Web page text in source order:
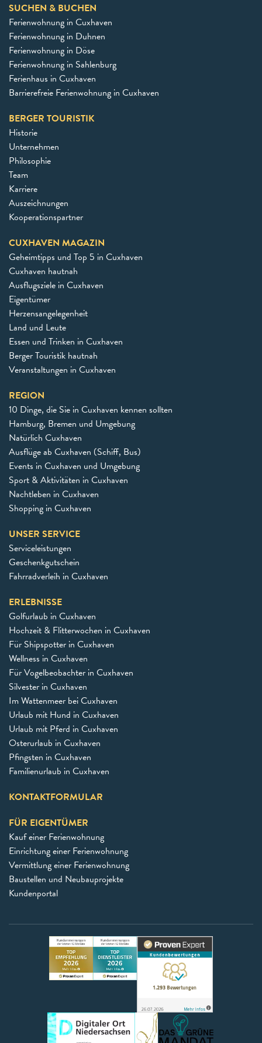
SUCHEN & BUCHEN
Ferienwohnung in Cuxhaven
Ferienwohnung in Duhnen
Ferienwohnung in Döse
Ferienwohnung in Sahlenburg
Ferienhaus in Cuxhaven
Barrierefreie Ferienwohnung in Cuxhaven
BERGER TOURISTIK
Historie
Unternehmen
Philosophie
Team
Karriere
Auszeichnungen
Kooperationspartner
CUXHAVEN MAGAZIN
Geheimtipps und Top 5 in Cuxhaven
Cuxhaven hautnah
Ausflugsziele in Cuxhaven
Eigentümer
Herzensangelegenheit
Land und Leute
Essen und Trinken in Cuxhaven
Berger Touristik hautnah
Veranstaltungen in Cuxhaven
REGION
10 Dinge, die Sie in Cuxhaven kennen sollten
Hamburg, Bremen und Umgebung
Natürlich Cuxhaven
Ausflüge ab Cuxhaven (Schiff, Bus)
Events in Cuxhaven und Umgebung
Sport & Aktivitäten in Cuxhaven
Nachtleben in Cuxhaven
Shopping in Cuxhaven
UNSER SERVICE
Serviceleistungen
Geschenkgutschein
Fahrradverleih in Cuxhaven
ERLEBNISSE
Golfurlaub in Cuxhaven
Hochzeit & Flitterwochen in Cuxhaven
Für Shipspotter in Cuxhaven
Wellness in Cuxhaven
Für Vogelbeobachter in Cuxhaven
Silvester in Cuxhaven
Im Wattenmeer bei Cuxhaven
Urlaub mit Hund in Cuxhaven
Urlaub mit Pferd in Cuxhaven
Osterurlaub in Cuxhaven
Pfingsten in Cuxhaven
Familienurlaub in Cuxhaven
KONTAKTFORMULAR
FÜR EIGENTÜMER
Kauf einer Ferienwohnung
Einrichtung einer Ferienwohnung
Vermittlung einer Ferienwohnung
Baustellen und Neubauprojekte
Kundenportal